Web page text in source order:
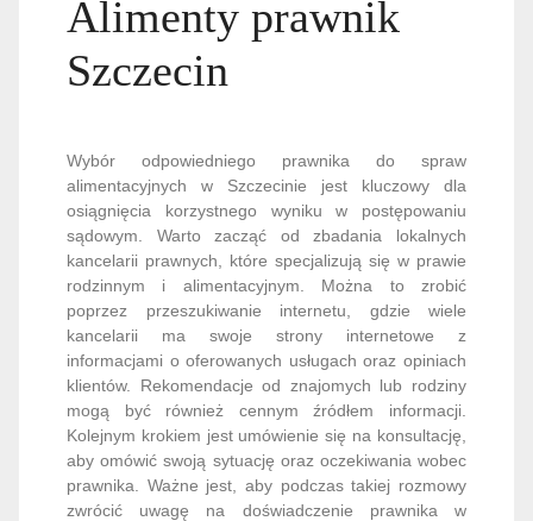
Alimenty prawnik
Szczecin
Wybór odpowiedniego prawnika do spraw
alimentacyjnych w Szczecinie jest kluczowy dla
osiągnięcia korzystnego wyniku w postępowaniu
sądowym. Warto zacząć od zbadania lokalnych
kancelarii prawnych, które specjalizują się w prawie
rodzinnym i alimentacyjnym. Można to zrobić
poprzez przeszukiwanie internetu, gdzie wiele
kancelarii ma swoje strony internetowe z
informacjami o oferowanych usługach oraz opiniach
klientów. Rekomendacje od znajomych lub rodziny
mogą być również cennym źródłem informacji.
Kolejnym krokiem jest umówienie się na konsultację,
aby omówić swoją sytuację oraz oczekiwania wobec
prawnika. Ważne jest, aby podczas takiej rozmowy
zwrócić uwagę na doświadczenie prawnika w